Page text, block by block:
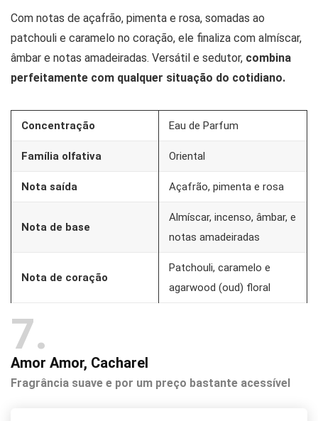
Com notas de açafrão, pimenta e rosa, somadas ao
patchouli e caramelo no coração, ele finaliza com almíscar,
âmbar e notas amadeiradas. Versátil e sedutor, combina
perfeitamente com qualquer situação do cotidiano.
Concentração Eau de Parfum
Família olfativa Oriental
Nota saída Açafrão, pimenta e rosa
Nota de base
Almíscar, incenso, âmbar, e
notas amadeiradas
Nota de coração
Patchouli, caramelo e
agarwood (oud) floral
7
Amor Amor, Cacharel
Fragrância suave e por um preço bastante acessível